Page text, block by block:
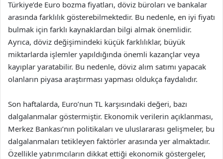
Türkiye’de Euro bozma fiyatları, döviz büroları ve bankalar
arasında farklılık gösterebilmektedir. Bu nedenle, en iyi fiyatı
bulmak için farklı kaynaklardan bilgi almak önemlidir.
Ayrıca, döviz değişimindeki küçük farklılıklar, büyük
miktarlarda işlemler yapıldığında önemli kazançlar veya
kayıplar yaratabilir. Bu nedenle, döviz alım satımı yapacak
olanların piyasa araştırması yapması oldukça faydalıdır.
Son haftalarda, Euro’nun TL karşısındaki değeri, bazı
dalgalanmalar göstermiştir. Ekonomik verilerin açıklanması,
Merkez Bankası’nın politikaları ve uluslararası gelişmeler, bu
dalgalanmaları tetikleyen faktörler arasında yer almaktadır.
Özellikle yatırımcıların dikkat ettiği ekonomik göstergeler,